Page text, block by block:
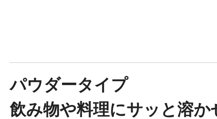
ドレスリフト
パウダータイプ
飲み物や料理にサッと溶